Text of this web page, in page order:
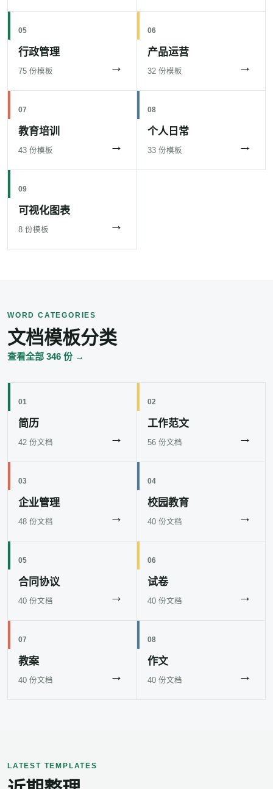
05
行政管理
75 份模板 →
06
产品运营
32 份模板 →
07
教育培训
43 份模板 →
08
个人日常
33 份模板 →
09
可视化图表
8 份模板 →
WORD CATEGORIES
文档模板分类
查看全部 346 份 →
01
简历
42 份文档 →
02
工作范文
56 份文档 →
03
企业管理
48 份文档 →
04
校园教育
40 份文档 →
05
合同协议
40 份文档 →
06
试卷
40 份文档 →
07
教案
40 份文档 →
08
作文
40 份文档 →
LATEST TEMPLATES